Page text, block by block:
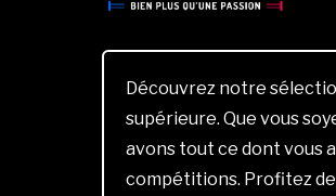
Découvrez notre
supérieure. Que vous
avons tout ce dont vous
compétitions. Profitez